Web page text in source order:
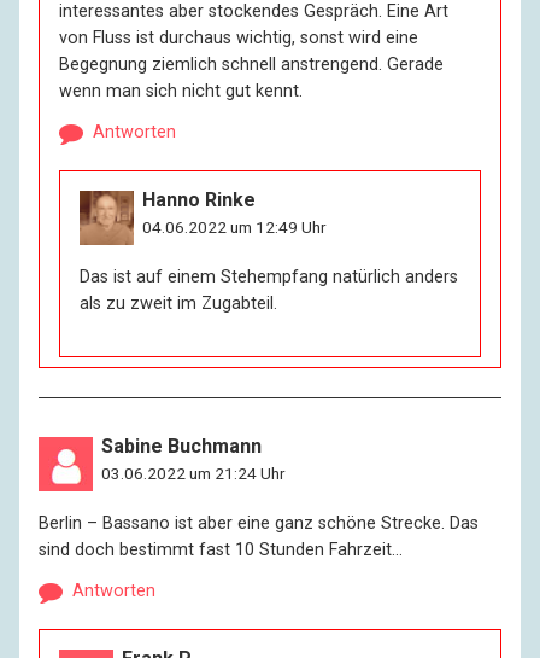
interessantes aber stockendes Gespräch. Eine Art
von Fluss ist durchaus wichtig, sonst wird eine
Begegnung ziemlich schnell anstrengend. Gerade
wenn man sich nicht gut kennt.
Antworten
Hanno Rinke
04.06.2022 um 12:49 Uhr
Das ist auf einem Stehempfang natürlich anders
als zu zweit im Zugabteil.
Sabine Buchmann
03.06.2022 um 21:24 Uhr
Berlin – Bassano ist aber eine ganz schöne Strecke. Das
sind doch bestimmt fast 10 Stunden Fahrzeit…
Antworten